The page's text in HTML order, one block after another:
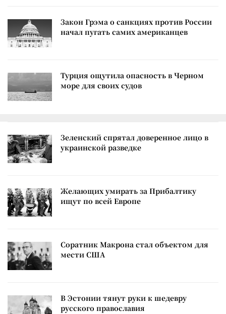
Закон Грэма о санкциях против России
начал пугать самих американцев
Турция ощутила опасность в Черном
море для своих судов
Зеленский спрятал доверенное лицо в
украинской разведке
Желающих умирать за Прибалтику
ищут по всей Европе
Соратник Макрона стал объектом для
мести США
В Эстонии тянут руки к шедевру
русского православия